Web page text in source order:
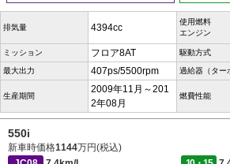
排気量 4394cc
使用燃料
エンジン
ミッション フロア8AT 駆動方式
最大出力 407ps/5500rpm 過給器（ター
生産期間
2009年11月～201
2年08月
燃費性能
550i
新車時価格1144万円(税込)